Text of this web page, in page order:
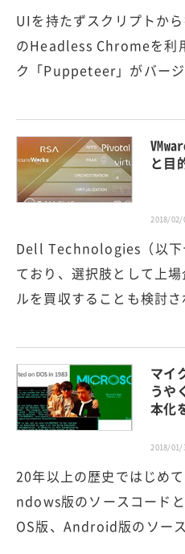
UIを持たずスクリプトか
のHeadless Chromeを利
ク「Puppeteer」がバー
と目
2018/02/
Dell Technologies（以下
ており、選択肢として上
ルを買収することも検討
マイ
うや
本化
2018/01/
20年以上の歴史ではじめ
ndows版のソースコード
OS版、Android版のソー